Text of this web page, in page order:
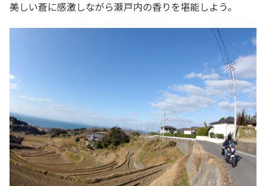
美しい蒼に感激しながら瀬戸内の香りを堪能しよう。